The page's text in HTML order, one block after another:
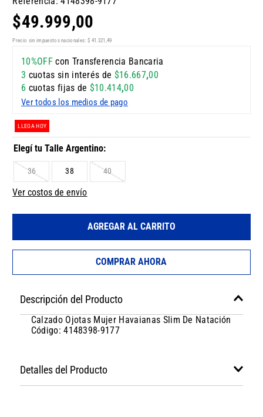
$49.999,00
Precio sin impuestos nacionales: $ 41.321 ,49
10%OFFcon Transferencia Bancaria
3 cuotas sin interés de $16.667,00
6 cuotas fijas de $10.414,00
Ver todos los medios de pago
LLEGA HOY
36 38 40
Ver costos de envío
AGREGAR AL CARRITO
COMPRAR AHORA
Descripción del Producto
Calzado Ojotas Mujer Havaianas Slim De Natación
Código: 4148398-9177
Detalles del Producto